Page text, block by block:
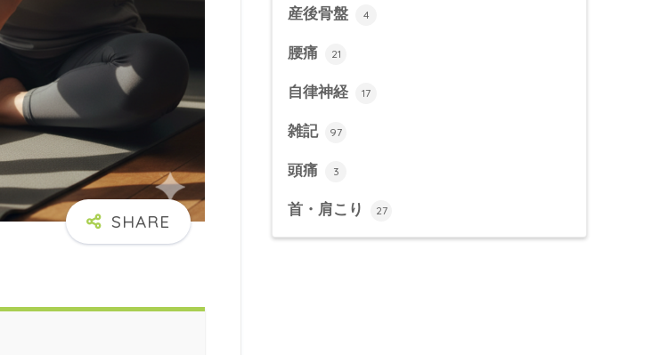
産後骨盤 4
腰痛 21
自律神経 17
雑記 97
頭痛 3
首・肩こり 27